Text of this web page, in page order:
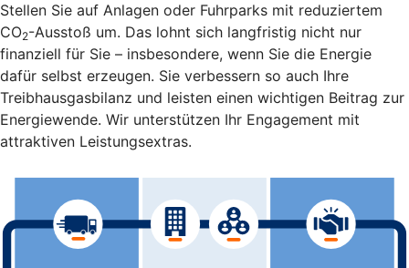
Stellen Sie auf Anlagen oder Fuhrparks mit reduziertem
CO2-Ausstoß um. Das lohnt sich langfristig nicht nur
finanziell für Sie – insbesondere, wenn Sie die Energie
dafür selbst erzeugen. Sie verbessern so auch Ihre
Treibhausgasbilanz und leisten einen wichtigen Beitrag zur
Energiewende. Wir unterstützen Ihr Engagement mit
attraktiven Leistungsextras.